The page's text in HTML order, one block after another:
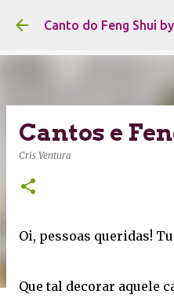
Pular para o
Canto do Feng Shui
Cantos e
Cris Ventura
Oi, pessoas queridas!
Que tal decorar aquele